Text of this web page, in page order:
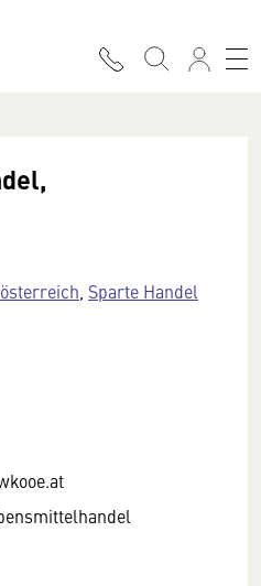
Sparte Handel